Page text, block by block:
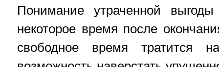
Понимание утраченной
некоторое время после
свободное время